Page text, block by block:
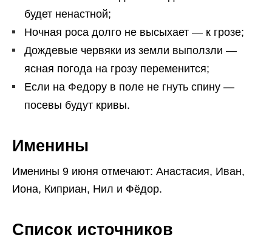
будет ненастной;
Ночная роса долго не высыхает — к грозе;
Дождевые червяки из земли выползли —
ясная погода на грозу переменится;
Если на Федору в поле не гнуть спину —
посевы будут кривы.
Именины
Именины 9 июня отмечают: Анастасия, Иван,
Иона, Киприан, Нил и Фёдор.
Список источников